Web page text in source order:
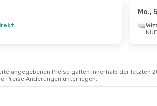
- Di., 20.
SBZ - NUE
Mo.,
NUE
angegebenen Preise galten innerhalb der
Preise Änderungen unterliegen.